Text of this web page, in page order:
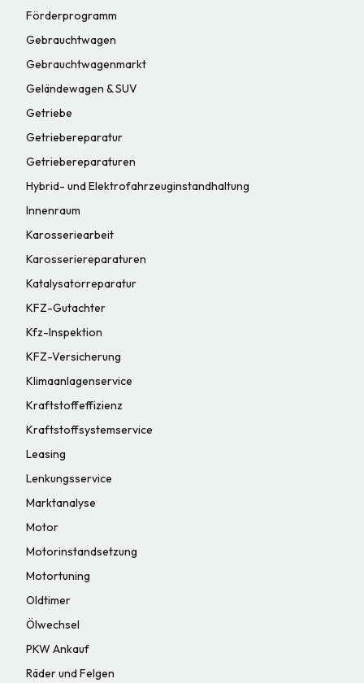
Förderprogramm
Gebrauchtwagen
Gebrauchtwagenmarkt
Geländewagen & SUV
Getriebe
Getriebereparatur
Getriebereparaturen
Hybrid- und Elektrofahrzeuginstandhaltung
Innenraum
Karosseriearbeit
Karosseriereparaturen
Katalysatorreparatur
KFZ-Gutachter
Kfz-Inspektion
KFZ-Versicherung
Klimaanlagenservice
Kraftstoffeffizienz
Kraftstoffsystemservice
Leasing
Lenkungsservice
Marktanalyse
Motor
Motorinstandsetzung
Motortuning
Oldtimer
Ölwechsel
PKW Ankauf
Räder und Felgen